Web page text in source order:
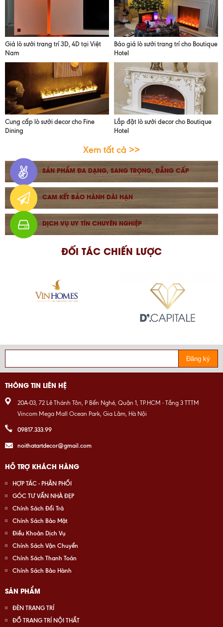
Giá lò sưởi trang trí 3D, 4D tại Việt
Nam
Báo giá lò sưởi trang trí cho Boutique
Hotel
Cung cấp lò sưởi decor cho Fine
Dining
Lắp đặt lò sưởi decor cho Boutique
Hotel
Xem tất cả >>
SẢN PHẨM ĐA DẠNG, SANG TRỌNG, ĐẲNG CẤP
CAM KẾT BẢO HÀNH DÀI HẠN
DỊCH VỤ UY TÍN CHUYÊN NGHIỆP
ĐỐI TÁC CHIẾN LƯỢC
Đăng ký
THÔNG TIN LIÊN HỆ
20A-03, 72 Lê Thánh Tôn, P Bến Nghé, Quận 1, TP.HCM - Tầng 3 TTTM
Vincom Mega Mall Ocean Park, Gia Lâm, Hà Nội
09817.333.99
noithatartdecor@gmail.com
HỖ TRỢ KHÁCH HÀNG
HỢP TÁC - PHÂN PHỐI
GÓC TƯ VẤN NHÀ ĐẸP
Chính Sách Đổi Trả
Chính Sách Bảo Mật
Điều Khoản Dịch Vụ
Chính Sách Vận Chuyển
Chính Sách Thanh Toán
Chính Sách Bảo Hành
SẢN PHẨM
ĐÈN TRANG TRÍ
ĐỒ TRANG TRÍ NỘI THẤT